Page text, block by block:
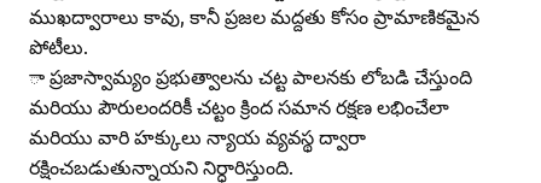
ముఖద్వారాలు కావు, కానీ ప్రజల మద్దతు కోసం ప్రామాణికమైన
పోటీలు.
ా ప్రజాస్వామ్యం ప్రభుత్వాలను చట్ట పాలనకు లోబడి చేస్తుంది
మరియు పౌరులందరికీ చట్టం క్రింద సమాన రక్షణ లభించేలా
మరియు వారి హక్కులు న్యాయ వ్యవస్థ ద్వారా
రక్షించబడుతున్నాయని నిర్ధారిస్తుంది.